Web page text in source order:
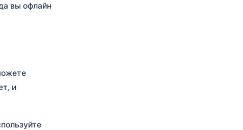
вы офлайн
и